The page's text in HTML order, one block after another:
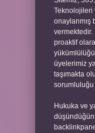
Teknolojileri
onaylanmış
proaktif
üyelerimiz
taşımakta
sorumluluğu
Hukuka ve